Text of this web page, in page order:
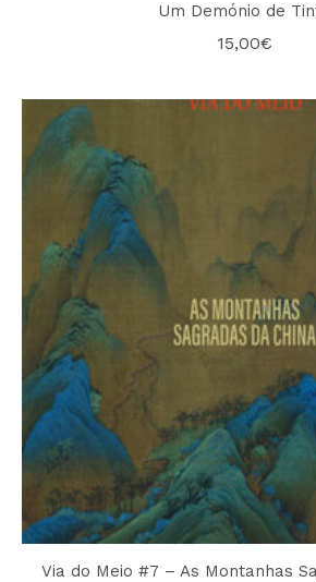
Um Demónio de
15,00€
Via do Meio #7 – As Montanhas